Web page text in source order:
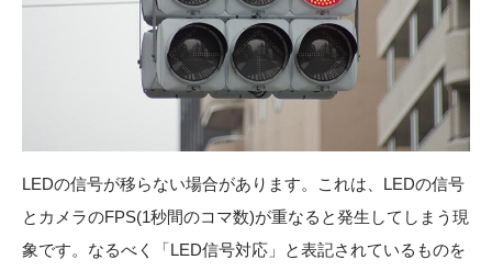
LEDの信号が移らない場合があります。これは、LEDの信号
とカメラのFPS(1秒間のコマ数)が重なると発生してしまう現
象です。なるべく「LED信号対応」と表記されているものを